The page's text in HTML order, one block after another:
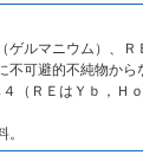
ゲルマニウム）、Ｒ
不可避的不純物から
（ＲＥはＹｂ，Ｈ